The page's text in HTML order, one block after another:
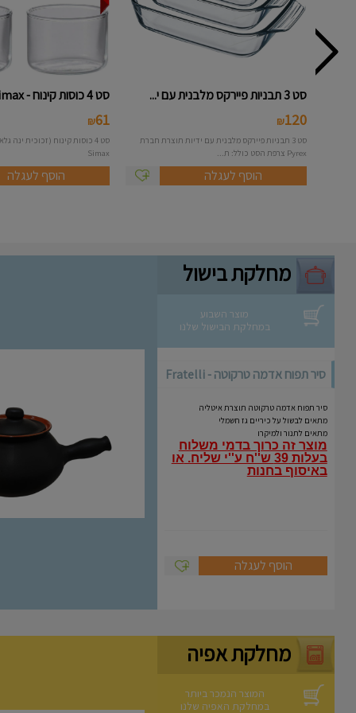
סט 3 תבניות פיירקס מלבנית עם י...
120
₪
סט 3 תבניות פיירקס מלבנית עם ידיות תוצרת חברת
Pyrex צרפת הסט כולל: ת...
הוסף לעגלה
סט 4 כוסות קינוח - Simax
61
₪
סט 4 כוסות קינוח (זכוכית
Simax
הוסף לעגלה
מחלקת בישול
מוצר השבוע
במחלקת הבישול שלנו
סיר תפוח אדמה טרקוטה - Fratelli
סיר תפוח אדמה טרקוטה תוצרת איטליה
מתאים לבשול על כיריים גז חשמלי
מתאים לתנור ולמיקרו
מוצר זה כרוך בדמי משלוח
בעלות 39 ש''ח ע''י שליח.
או
באיסוף בחנות
הוסף לעגלה
מחלקת אפיה
המוצר הנמכר ביותר
במחלקת האפיה שלנו